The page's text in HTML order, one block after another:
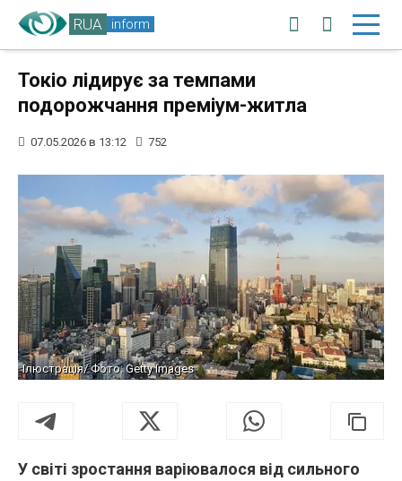
RUA inform
Токіо лідирує за темпами
подорожчання преміум-житла
07.05.2026 в 13:12 752
Ілюстрація/ Фото: Getty Images
У світі зростання варіювалося від сильного